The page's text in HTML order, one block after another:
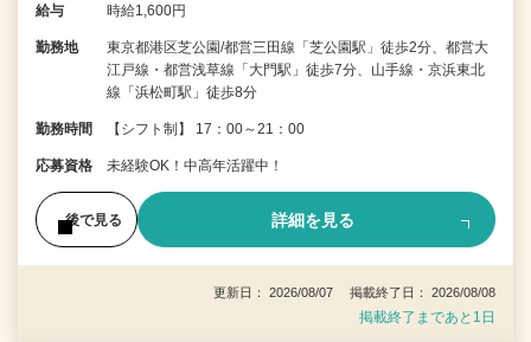
給与 時給1,600円
勤務地
東京都港区芝公園/都営三田線「芝公園駅」徒歩2分、都営大
江戸線・都営浅草線「大門駅」徒歩7分、山手線・京浜東北
線「浜松町駅」徒歩8分
勤務時間 【シフト制】 17：00～21：00
応募資格 未経験OK！中高年活躍中！
後で見る 詳細を見る
更新日： 2026/08/07 掲載終了日： 2026/08/08
掲載終了まであと1日